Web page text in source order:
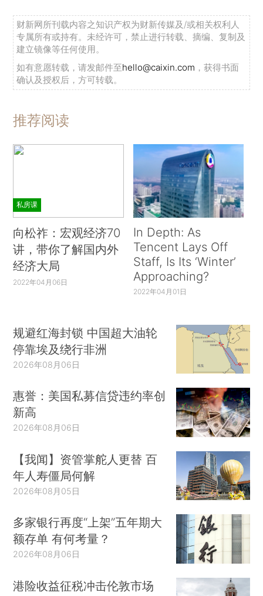
财新网所刊载内容之知识产权为财新传媒及/或相关权利人
专属所有或持有。未经许可，禁止进行转载、摘编、复制及
建立镜像等任何使用。
如有意愿转载，请发邮件至hello@caixin.com ，获得书面
确认及授权后，方可转载。
推荐阅读
私房课
向松祚：宏观经济70
讲，带你了解国内外
经济大局
2022年04月06日
In Depth: As
Tencent Lays Off
Staff, Is Its ‘Winter’
Approaching?
2022年04月01日
规避红海封锁 中国超大油轮
停靠埃及绕行非洲
2026年08月06日
惠誉：美国私募信贷违约率创
新高
2026年08月06日
【我闻】资管掌舵人更替 百
年人寿僵局何解
2026年08月05日
多家银行再度“上架”五年期大
额存单 有何考量？
2026年08月06日
港险收益征税冲击伦敦市场